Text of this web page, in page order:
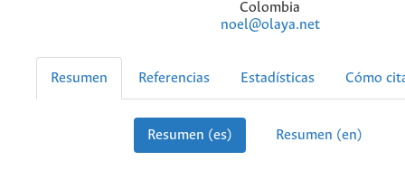
Colombia
noel@olaya.net
Resumen Referencias Estadísticas Cómo
Resumen (es) Resumen (en)